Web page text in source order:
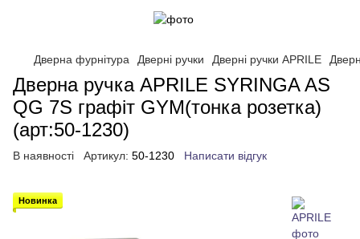
Дверна фурнітура Дверні ручки Дверні ручки APRILE
Дверна ручка APRILE SYRINGA AS
QG 7S графіт GYM(тонка розетка)
(арт:50-1230)
В наявності Артикул: 50-1230 Написати відгук
Новинка